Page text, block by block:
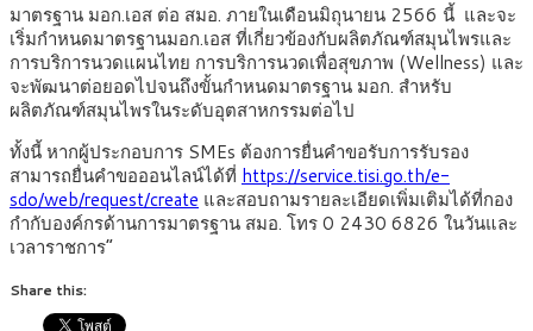
มาตรฐาน มอก.เอส ต่อ สมอ. ภายในเดือนมิถุนายน 2566 นี้ และจะ
เริ่มกำหนดมาตรฐานมอก.เอส ที่เกี่ยวข้องกับผลิตภัณฑ์สมุนไพรและ
การบริการนวดแผนไทย การบริการนวดเพื่อสุขภาพ (Wellness) และ
จะพัฒนาต่อยอดไปจนถึงขั้นกำหนดมาตรฐาน มอก. สำหรับ
ผลิตภัณฑ์สมุนไพรในระดับอุตสาหกรรมต่อไป
ทั้งนี้ หากผู้ประกอบการ SMEs ต้องการยื่นคำขอรับการรับรอง
สามารถยื่นคำขอออนไลน์ได้ที่ https://service.tisi.go.th/e-
sdo/web/request/create และสอบถามรายละเอียดเพิ่มเติมได้ที่กอง
กำกับองค์กรด้านการมาตรฐาน สมอ. โทร 0 2430 6826 ในวันและ
เวลาราชการ”
Share this: